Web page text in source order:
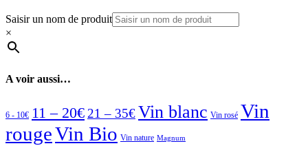
Saisir un nom de produit
×
A voir aussi…
6 - 10€ 11 – 20€ 21 – 35€Vin blanc Vin rosé Vin
rougeVin Bio Vin nature Magnum